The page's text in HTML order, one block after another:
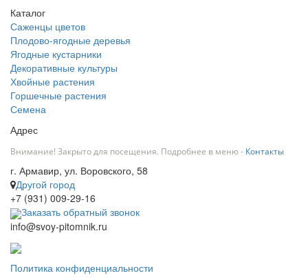
Каталог
Саженцы цветов
Плодово-ягодные деревья
Ягодные кустарники
Декоративные культуры
Хвойные растения
Горшечные растения
Семена
Адрес
Внимание! Закрыто для посещения. Подробнее в меню - Контакты
г. Армавир, ул. Воровского, 58
Другой город
+7 (931) 009-29-16
Заказать обратный звонок
info@svoy-pitomnik.ru
Политика конфиденциальности